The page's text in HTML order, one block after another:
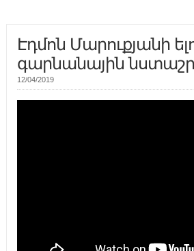
Էդմոն Մարուքյանի
գարնանային
12/04/2019